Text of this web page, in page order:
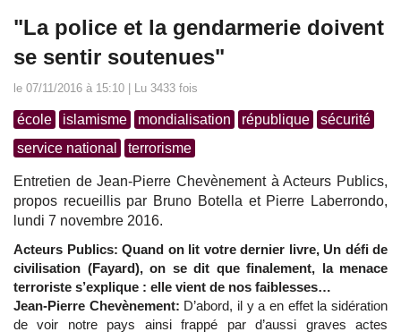
"La police et la gendarmerie doivent
se sentir soutenues"
le 07/11/2016 à 15:10 | Lu 3433 fois
école islamisme mondialisation république
sécurité
service national
terrorisme
Entretien de Jean-Pierre Chevènement à Acteurs Publics,
propos recueillis par Bruno Botella et Pierre Laberrondo,
lundi 7 novembre 2016.
Acteurs Publics: Quand on lit votre dernier livre, Un défi de
civilisation (Fayard), on se dit que finalement, la menace
terroriste s’explique : elle vient de nos faiblesses…
Jean-Pierre Chevènement: D’abord, il y a en effet la sidération
de voir notre pays ainsi frappé par d’aussi graves actes